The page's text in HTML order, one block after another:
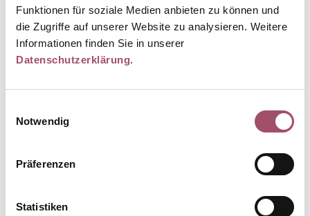
Funktionen für soziale Medien anbieten zu können und
die Zugriffe auf unserer Website zu analysieren. Weitere
Informationen finden Sie in unserer
Datenschutzerklärung.
Notwendig
Präferenzen
Statistiken
Reisemedizin
Behandlung von Kindern
Jugendschutzuntersuchung
Tauchtauglichkeitsuntersuchung
Sporttauglichkeitsuntersuchung